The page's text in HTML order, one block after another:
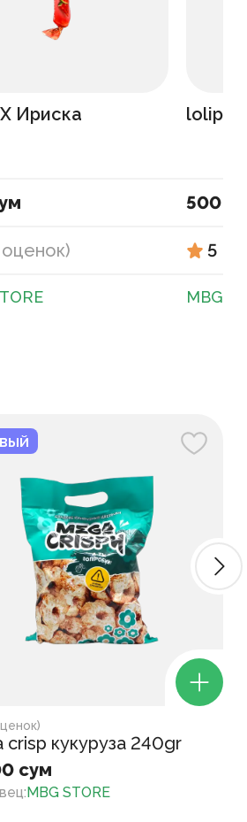
Ириска
оценок)
500
5
MBG
)
crisp кукуруза 240gr
сум
:MBG STORE